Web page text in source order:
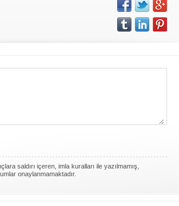
saldırı içeren, imla kuralları ile yazılmamış,
onaylanmamaktadır.